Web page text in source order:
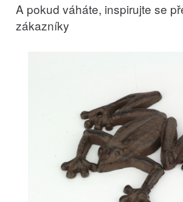
A pokud váháte, inspirujte se
zákazníky